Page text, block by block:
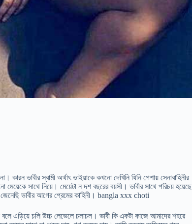
ভাবীর স্বামী অর্থাৎ ভাইয়াকে কখনো দেখিনি যিনি পেশায় সেনাবাহিনীর
সাথে নিয়ে। মেয়েটা ন দশ বছরের বয়সী। ভাবীর সাথে পরিচয় হয়েছে
ভাবীর আগের প্রেমের কাহিনী। bangla xxx choti
এড়িয়ে চলি উচ্চ লেভেলে চলাচল। ভাবী কি একটা কাজে আমাদের শহরে